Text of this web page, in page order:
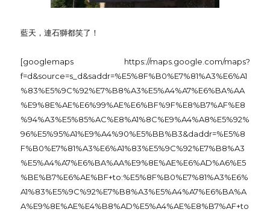
藍天，連石獅都笑了！
[googlemaps https://maps.google.com/maps?
f=d&source=s_d&saddr=%E5%8F%B0%E7%81%A3%E6%A1
%83%E5%9C%92%E7%B8%A3%E5%A4%A7%E6%BA%AA
%E9%8E%AE%E6%99%AE%E6%BF%9F%E8%B7%AF%E8
%94%A3%E5%85%AC%E8%A1%8C%E9%A4%A8%E5%92%
96%E5%95%A1%E9%A4%90%E5%BB%B3&daddr=%E5%8
F%B0%E7%81%A3%E6%A1%83%E5%9C%92%E7%B8%A3
%E5%A4%A7%E6%BA%AA%E9%8E%AE%E6%AD%A6%E5
%BE%B7%E6%AE%BF+to:%E5%8F%B0%E7%81%A3%E6%
A1%83%E5%9C%92%E7%B8%A3%E5%A4%A7%E6%BA%A
A%E9%8E%AE%E4%B8%AD%E5%A4%AE%E8%B7%AF+to